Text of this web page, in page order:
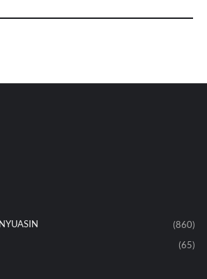
(860)
(65)